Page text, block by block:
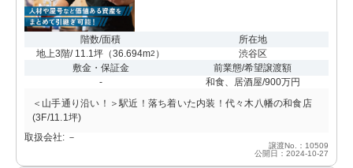
階数/面積
地上3階/ 11.1坪 （36.694m2 ）
所在地
渋谷区
敷金・保証金
-
前業態/希望譲渡額
和食、居酒屋/900万円
＜山手通り沿い！＞駅近！落ち着いた内装！代々木八幡の和食店
(3F/11.1坪)
取扱会社: －
譲渡No.：10509
公開日：2024-10-27